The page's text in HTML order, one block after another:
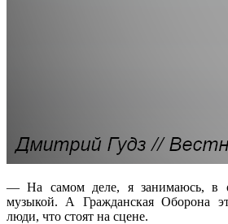
— На самом деле, я занимаюсь, в
музыкой. А Гражданская Оборона
люди, что стоят на сцене.